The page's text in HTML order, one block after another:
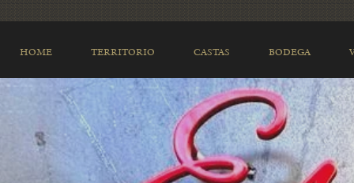
HOME TERRITORIO CASTAS BODEGA